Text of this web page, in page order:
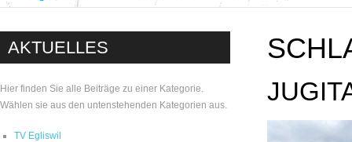
AKTUELLES
Hier finden Sie alle Beiträge zu einer Kategorie.
Wählen sie aus den untenstehenden Kategorien aus.
TV Egliswil